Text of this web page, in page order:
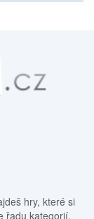
hry, které si
řadu kategorií,